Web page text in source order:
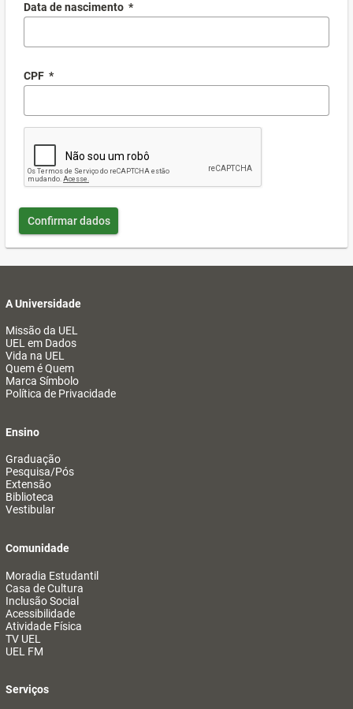
Data de nascimento *
CPF *
Confirmar dados
A Universidade
Missão da UEL
UEL em Dados
Vida na UEL
Quem é Quem
Marca Símbolo
Política de Privacidade
Ensino
Graduação
Pesquisa/Pós
Extensão
Biblioteca
Vestibular
Comunidade
Moradia Estudantil
Casa de Cultura
Inclusão Social
Acessibilidade
Atividade Física
TV UEL
UEL FM
Serviços